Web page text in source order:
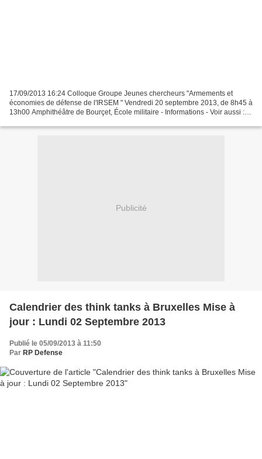
17/09/2013 16:24 Colloque Groupe Jeunes chercheurs "Armements et
économies de défense de l'IRSEM " Vendredi 20 septembre 2013, de 8h45 à
13h00 Amphithéâtre de Bourçet, École militaire - Informations - Voir aussi :
Publicité
Calendrier des think tanks à Bruxelles Mise à
jour : Lundi 02 Septembre 2013
Publié le 05/09/2013 à 11:50
Par RP Defense